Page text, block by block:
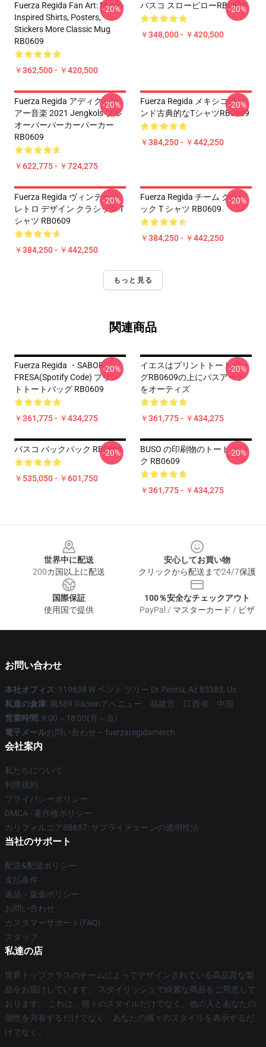
Fuerza Regida Fan Art: Music-
Inspired Shirts, Posters,
Stickers More Classic Mug
RB0609
￥362,500 - ￥420,500
-20% バスコ スローピローRB0609
￥348,000 - ￥420,500
-20%
Fuerza Regida アディクトツ
アー音楽 2021 Jengkols プル
オーバーパーカーパーカー
RB0609
￥622,775 - ￥724,275
-20%
Fuerza Regida メキシコのバ
ンド古典的なTシャツRB0609
￥384,250 - ￥442,250
-20%
Fuerza Regida ヴィンテージ
レトロ デザイン クラシック T
シャツ RB0609
￥384,250 - ￥442,250
-20%
Fuerza Regida チーム クラシ
ック T シャツ RB0609
￥384,250 - ￥442,250
-20%
もっと見る
関連商品
Fuerza Regida ・SABOR
FRESA(Spotify Code) プリン
トトートバッグ RB0609
￥361,775 - ￥434,275
-20%
イエスはプリントトートバッ
グRB0609の上にパスアート
をオーティズ
￥361,775 - ￥434,275
-20%
バスコ バックパック RB0609
￥535,050 - ￥601,750
-20%
BUSO の印刷物のトート バッ
ク RB0609
￥361,775 - ￥434,275
-20%
世界中に配送
200カ国以上に配送
安心してお買い物
クリックから配送まで24/7保護
国際保証
使用国で提供
100％安全なチェックアウト
PayPal / マスターカード / ビザ
お問い合わせ
本社オフィス: 119638 W ベント ツリー Dr Peoria, Az 85383, Us
私達の倉庫: 第589 Gaoxinアベニュー、福建市、江西省、中国
営業時間: 9:00～18:00(月～金)
電子メールお問い合わせ – fuerzaregidamerch
会社案内
私たちについて
利用規約
プライバシーポリシー
DMCA - 著作権ポリシー
カリフォルニアSB657: サプライチェーンの透明性法
当社のサポート
配送&配送ポリシー
支払条件
返品・返金ポリシー
お問い合わせ
カスタマーサポート(FAQ)
スタッフ
私達の店
世界トップクラスのチームによってデザインされている高品質な製
品をお届けしています。 スタイリッシュで綺麗な商品をご用意して
おります。 これは、個々のスタイルだけでなく、他の人とあなたの
個性を共有するだけでなく、あなたの個々のスタイルを表示するだ
けでなく、.